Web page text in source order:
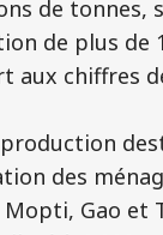
de tonnes,
de plus de
aux chiffres
des
Mopti, Gao et